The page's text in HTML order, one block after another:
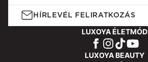
HÍRLEVÉL FELIRATKOZÁS
LUXOYA ÉLETMÓD
LUXOYA BEAUTY